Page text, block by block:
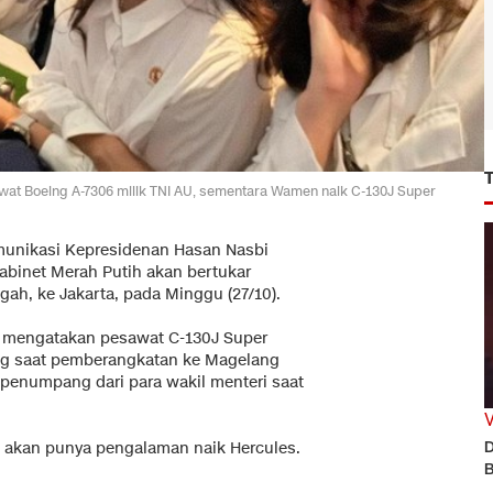
Boeing A-7306 milik TNI AU, sementara Wamen naik C-130J Super
Kepresidenan Hasan Nasbi
Merah Putih akan bertukar
ke Jakarta, pada Minggu (27/10).
pesawat C-130J Super
saat pemberangkatan ke Magelang
dari para wakil menteri saat
punya pengalaman naik Hercules.